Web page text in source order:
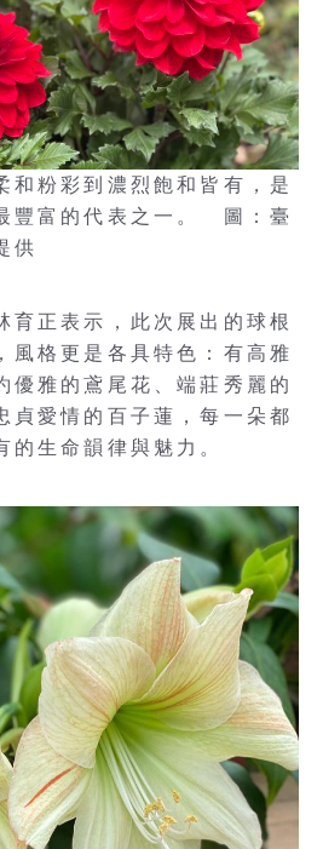
和粉彩到濃烈飽和皆有，是
豐富的代表之一。 圖：臺
供
育正表示，此次展出的球根
風格更是各具特色：有高雅
優雅的鳶尾花、端莊秀麗的
貞愛情的百子蓮，每一朵都
的生命韻律與魅力。